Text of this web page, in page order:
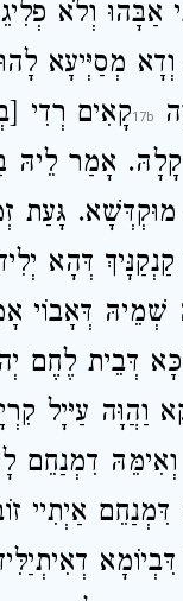
וְלֹא
מְסַיְּיעָא לָהוּ
קָאִים רְדִי
אָמַר לֵיהּ
גָּעַת
קַנְקַנָּיךְ דְּהָא
דְּאָבוֹי
לֶחֶם
וַהֲוָּה עַיּיָל
וְאִימֵּהּ
אַיְתִיי
דִּבְיוֹמָא